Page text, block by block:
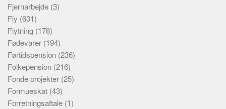
Fjernarbejde (3)
Fly (601)
Flytning (178)
Fødevarer (194)
Førtidspension (236)
Folkepension (216)
Fonde projekter (25)
Formueskat (43)
Forretningsaftale (1)